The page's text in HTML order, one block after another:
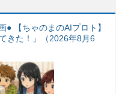
● 【ちゃのまのAIプロト】
きた！」（2026年8月6